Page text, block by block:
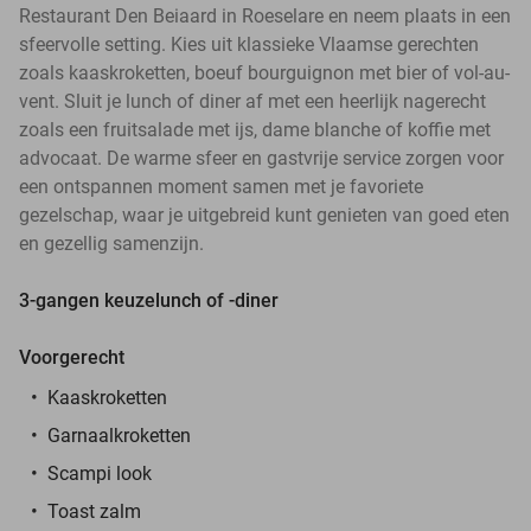
Restaurant Den Beiaard in Roeselare en neem plaats in een
sfeervolle setting. Kies uit klassieke Vlaamse gerechten
zoals kaaskroketten, boeuf bourguignon met bier of vol-au-
vent. Sluit je lunch of diner af met een heerlijk nagerecht
zoals een fruitsalade met ijs, dame blanche of koffie met
advocaat. De warme sfeer en gastvrije service zorgen voor
een ontspannen moment samen met je favoriete
gezelschap, waar je uitgebreid kunt genieten van goed eten
en gezellig samenzijn.
3-gangen keuzelunch of -diner
Voorgerecht
Kaaskroketten
Garnaalkroketten
Scampi look
Toast zalm